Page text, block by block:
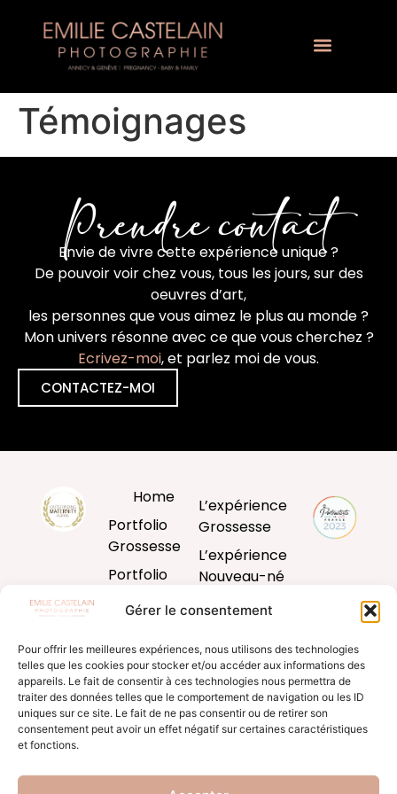
Gérer le consentement
Pour offrir les meilleures expériences, nous utilisons des technologies
telles que les cookies pour stocker et/ou accéder aux informations des
appareils. Le fait de consentir à ces technologies nous permettra de
traiter des données telles que le comportement de navigation ou les ID
uniques sur ce site. Le fait de ne pas consentir ou de retirer son
consentement peut avoir un effet négatif sur certaines caractéristiques
et fonctions.
Témoignages
Prendre contact
Envie de vivre cette expérience unique ?
De pouvoir voir chez vous, tous les jours, sur des
oeuvres d’art,
les personnes que vous aimez le plus au monde ?
Mon univers résonne avec ce que vous cherchez ?
Ecrivez-moi, et parlez moi de vous.
CONTACTEZ-MOI
Home
Portfolio
Grossesse
Portfolio
Bébé
Portfolio
Famille
Blog
L’expérience
Grossesse
L’expérience
Nouveau-né
L’expérience
L’expérience
famille
Produits
d’art